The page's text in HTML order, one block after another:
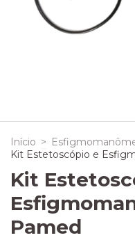
Início >
Kit Estetoscópio e
Kit
Pamed